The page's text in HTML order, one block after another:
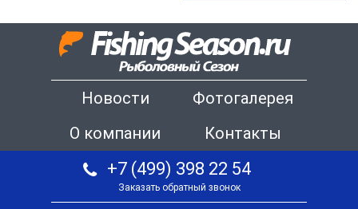
Новости
Фотогалерея
О компании
Контакты
+7 (499) 398 22 54
Заказать обратный звонок